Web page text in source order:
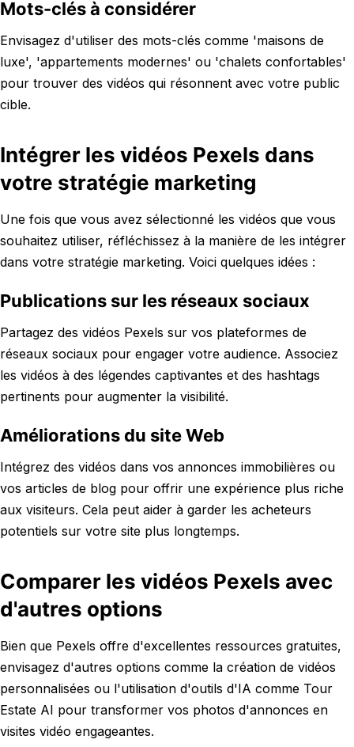
Mots-clés à considérer
Envisagez d'utiliser des mots-clés comme 'maisons de
luxe', 'appartements modernes' ou 'chalets confortables'
pour trouver des vidéos qui résonnent avec votre public
cible.
Intégrer les vidéos Pexels dans
votre stratégie marketing
Une fois que vous avez sélectionné les vidéos que vous
souhaitez utiliser, réfléchissez à la manière de les intégrer
dans votre stratégie marketing. Voici quelques idées :
Publications sur les réseaux sociaux
Partagez des vidéos Pexels sur vos plateformes de
réseaux sociaux pour engager votre audience. Associez
les vidéos à des légendes captivantes et des hashtags
pertinents pour augmenter la visibilité.
Améliorations du site Web
Intégrez des vidéos dans vos annonces immobilières ou
vos articles de blog pour offrir une expérience plus riche
aux visiteurs. Cela peut aider à garder les acheteurs
potentiels sur votre site plus longtemps.
Comparer les vidéos Pexels avec
d'autres options
Bien que Pexels offre d'excellentes ressources gratuites,
envisagez d'autres options comme la création de vidéos
personnalisées ou l'utilisation d'outils d'IA comme Tour
Estate AI pour transformer vos photos d'annonces en
visites vidéo engageantes.